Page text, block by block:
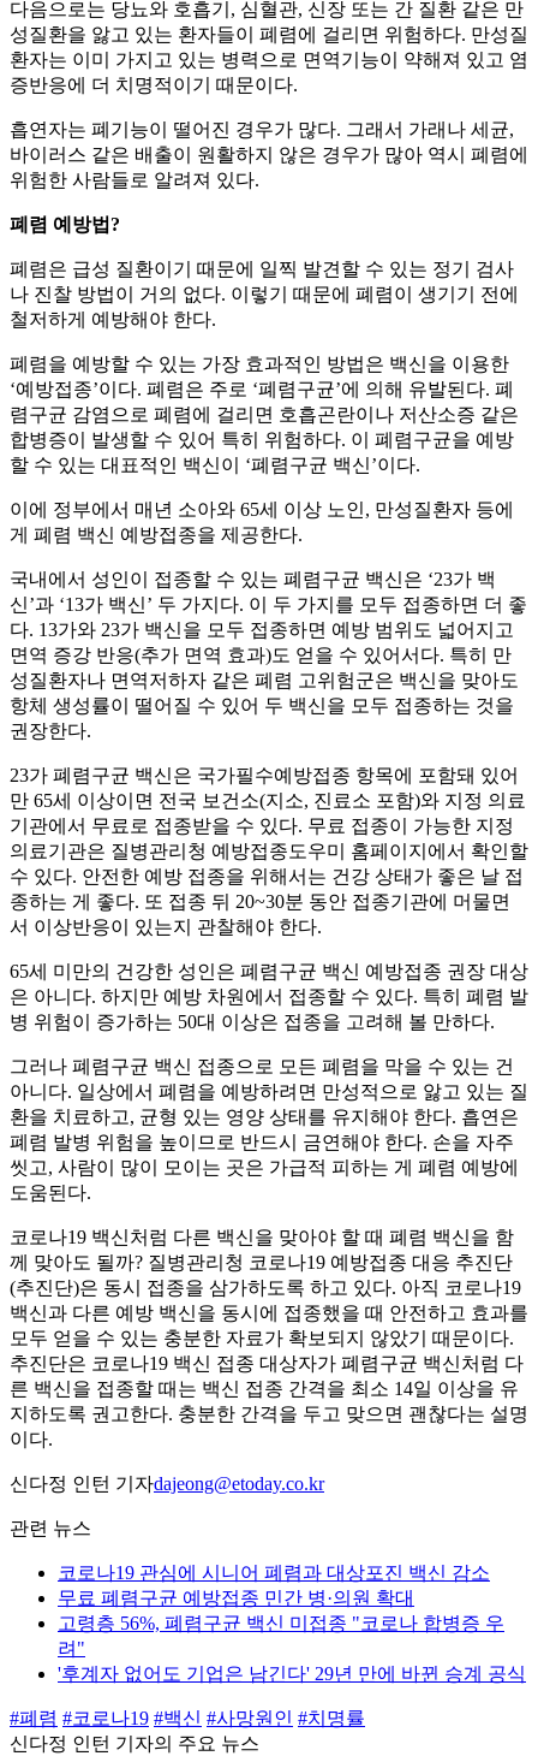
다음으로는 당뇨와 호흡기, 심혈관, 신장 또는 간 질환 같은 만
성질환을 앓고 있는 환자들이 폐렴에 걸리면 위험하다. 만성질
환자는 이미 가지고 있는 병력으로 면역기능이 약해져 있고 염
증반응에 더 치명적이기 때문이다.
흡연자는 폐기능이 떨어진 경우가 많다. 그래서 가래나 세균,
바이러스 같은 배출이 원활하지 않은 경우가 많아 역시 폐렴에
위험한 사람들로 알려져 있다.
폐렴 예방법?
폐렴은 급성 질환이기 때문에 일찍 발견할 수 있는 정기 검사
나 진찰 방법이 거의 없다. 이렇기 때문에 폐렴이 생기기 전에
철저하게 예방해야 한다.
폐렴을 예방할 수 있는 가장 효과적인 방법은 백신을 이용한
‘예방접종’이다. 폐렴은 주로 ‘폐렴구균’에 의해 유발된다. 폐
렴구균 감염으로 폐렴에 걸리면 호흡곤란이나 저산소증 같은
합병증이 발생할 수 있어 특히 위험하다. 이 폐렴구균을 예방
할 수 있는 대표적인 백신이 ‘폐렴구균 백신’이다.
이에 정부에서 매년 소아와 65세 이상 노인, 만성질환자 등에
게 폐렴 백신 예방접종을 제공한다.
국내에서 성인이 접종할 수 있는 폐렴구균 백신은 ‘23가 백
신’과 ‘13가 백신’ 두 가지다. 이 두 가지를 모두 접종하면 더 좋
다. 13가와 23가 백신을 모두 접종하면 예방 범위도 넓어지고
면역 증강 반응(추가 면역 효과)도 얻을 수 있어서다. 특히 만
성질환자나 면역저하자 같은 폐렴 고위험군은 백신을 맞아도
항체 생성률이 떨어질 수 있어 두 백신을 모두 접종하는 것을
권장한다.
23가 폐렴구균 백신은 국가필수예방접종 항목에 포함돼 있어
만 65세 이상이면 전국 보건소(지소, 진료소 포함)와 지정 의료
기관에서 무료로 접종받을 수 있다. 무료 접종이 가능한 지정
의료기관은 질병관리청 예방접종도우미 홈페이지에서 확인할
수 있다. 안전한 예방 접종을 위해서는 건강 상태가 좋은 날 접
종하는 게 좋다. 또 접종 뒤 20~30분 동안 접종기관에 머물면
서 이상반응이 있는지 관찰해야 한다.
65세 미만의 건강한 성인은 폐렴구균 백신 예방접종 권장 대상
은 아니다. 하지만 예방 차원에서 접종할 수 있다. 특히 폐렴 발
병 위험이 증가하는 50대 이상은 접종을 고려해 볼 만하다.
그러나 폐렴구균 백신 접종으로 모든 폐렴을 막을 수 있는 건
아니다. 일상에서 폐렴을 예방하려면 만성적으로 앓고 있는 질
환을 치료하고, 균형 있는 영양 상태를 유지해야 한다. 흡연은
폐렴 발병 위험을 높이므로 반드시 금연해야 한다. 손을 자주
씻고, 사람이 많이 모이는 곳은 가급적 피하는 게 폐렴 예방에
도움된다.
코로나19 백신처럼 다른 백신을 맞아야 할 때 폐렴 백신을 함
께 맞아도 될까? 질병관리청 코로나19 예방접종 대응 추진단
(추진단)은 동시 접종을 삼가하도록 하고 있다. 아직 코로나19
백신과 다른 예방 백신을 동시에 접종했을 때 안전하고 효과를
모두 얻을 수 있는 충분한 자료가 확보되지 않았기 때문이다.
추진단은 코로나19 백신 접종 대상자가 폐렴구균 백신처럼 다
른 백신을 접종할 때는 백신 접종 간격을 최소 14일 이상을 유
지하도록 권고한다. 충분한 간격을 두고 맞으면 괜찮다는 설명
이다.
신다정 인턴 기자dajeong@etoday.co.kr
관련 뉴스
코로나19 관심에 시니어 폐렴과 대상포진 백신 감소
무료 폐렴구균 예방접종 민간 병·의원 확대
고령층 56%, 폐렴구균 백신 미접종 "코로나 합병증 우
려"
'후계자 없어도 기업은 남긴다' 29년 만에 바뀐 승계 공식
#폐렴 #코로나19 #백신 #사망원인 #치명률
신다정 인턴 기자의 주요 뉴스